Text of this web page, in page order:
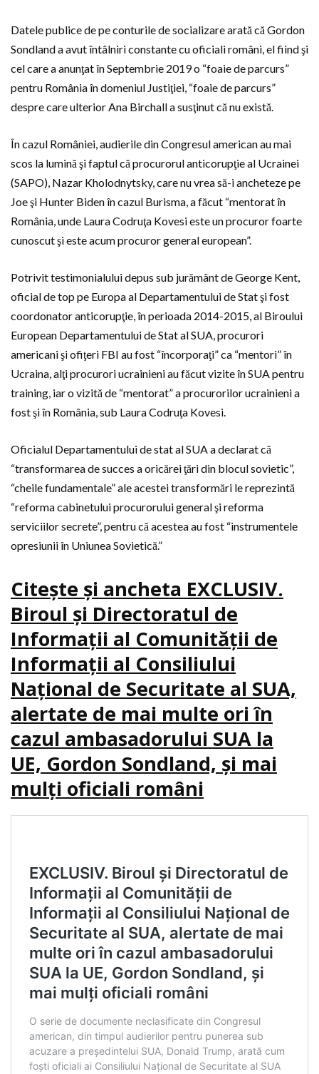
Datele publice de pe conturile de socializare arată că Gordon
Sondland a avut întâlniri constante cu oficiali români, el fiind şi
cel care a anunţat în Septembrie 2019 o “foaie de parcurs”
pentru România în domeniul Justiţiei, “foaie de parcurs”
despre care ulterior Ana Birchall a susţinut că nu există.
În cazul României, audierile din Congresul american au mai
scos la lumină şi faptul că procurorul anticorupţie al Ucrainei
(SAPO), Nazar Kholodnytsky, care nu vrea să-i ancheteze pe
Joe şi Hunter Biden în cazul Burisma, a făcut “mentorat în
România, unde Laura Codruţa Kovesi este un procuror foarte
cunoscut şi este acum procuror general european”.
Potrivit testimonialului depus sub jurământ de George Kent,
oficial de top pe Europa al Departamentului de Stat şi fost
coordonator anticorupţie, în perioada 2014-2015, al Biroului
European Departamentului de Stat al SUA, procurori
americani şi ofiţeri FBI au fost “încorporaţi” ca “mentori” în
Ucraina, alţi procurori ucrainieni au făcut vizite în SUA pentru
training, iar o vizită de “mentorat” a procurorilor ucrainieni a
fost şi în România, sub Laura Codruţa Kovesi.
Oficialul Departamentului de stat al SUA a declarat că
“transformarea de succes a oricărei ţări din blocul sovietic”,
“cheile fundamentale” ale acestei transformări le reprezintă
“reforma cabinetului procurorului general şi reforma
serviciilor secrete”, pentru că acestea au fost “instrumentele
opresiunii în Uniunea Sovietică.”
Citeşte şi ancheta EXCLUSIV.
Biroul şi Directoratul de
Informaţii al Comunităţii de
Informaţii al Consiliului
Naţional de Securitate al SUA,
alertate de mai multe ori în
cazul ambasadorului SUA la
UE, Gordon Sondland, şi mai
mulţi oficiali români